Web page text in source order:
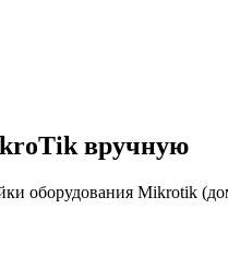
вручную
оборудования Mikrotik